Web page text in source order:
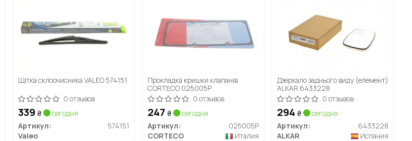
Щітка склоочисника VALEO 574151
0 отзывов
339 ₴
сегодня
Артикул:
574151
Valeo
Прокладка кришки клапанів
CORTECO 025005P
0 отзывов
247 ₴
сегодня
Артикул:
025005P
CORTECO
Италия
Дзеркало заднього виду (елемент)
ALKAR 6433228
0 отзывов
294 ₴
сегодня
Артикул:
6433228
ALKAR
Испания